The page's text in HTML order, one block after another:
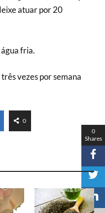
atuar por 20
fria.
vezes por semana
0
0
Shares